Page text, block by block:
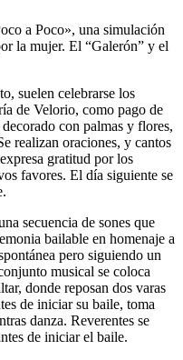
a Poco», una simulación
la mujer. El “Galerón” y el
suelen celebrarse los
de Velorio, como pago de
con palmas y flores,
realizan oraciones, y cantos
gratitud por los
favores. El día siguiente se
secuencia de sones que
bailable en homenaje a
pero siguiendo un
musical se coloca
donde reposan dos varas
de iniciar su baile, toma
danza. Reverentes se
de iniciar el baile.